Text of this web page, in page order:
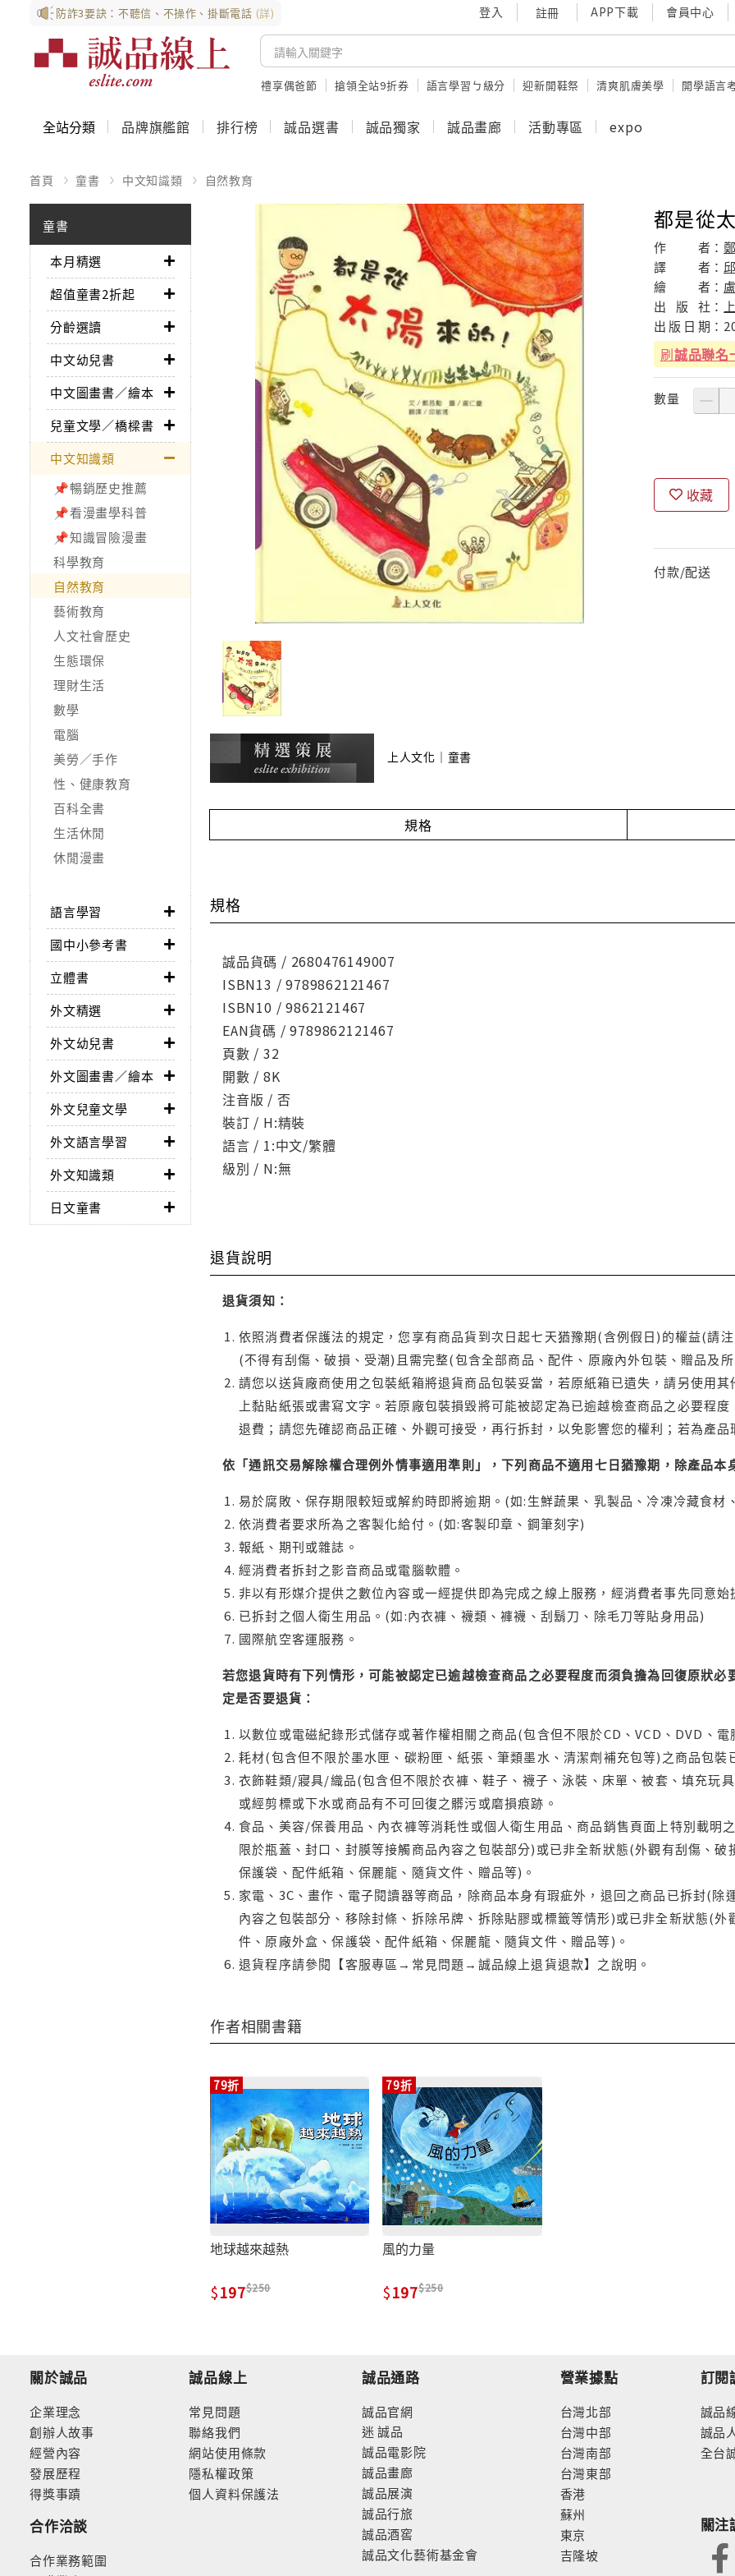
防詐3要訣：不聽信、不操作、掛斷電話 (詳) 登入 註冊 APP下載 會員中心
禮享偶爸節 搶領全站9折券 語言學習ㄅ級分 迎新開鞋祭 清爽肌膚美學 開學語言
全站分類 品牌旗艦館 排行榜 誠品選書 誠品獨家 誠品畫廊 活動專區 expo
首頁 童書 中文知識類 自然教育
童書
本月精選
超值童書2折起
分齡選讀
中文幼兒書
中文圖畫書／繪本
兒童文學／橋樑書
中文知識類
📌暢銷歷史推薦
📌看漫畫學科普
📌知識冒險漫畫
科學教育
自然教育
藝術教育
人文社會歷史
生態環保
理財生活
數學
電腦
美勞／手作
性、健康教育
百科全書
生活休閒
休閒漫畫
語言學習
國中小參考書
立體書
外文精選
外文幼兒書
外文圖畫書／繪本
外文兒童文學
外文語言學習
外文知識類
日文童書
上人文化｜童書
都是從
作 者：
譯
者：
繪
者：
出
版 社：
出 版 日 期：
刷誠品聯名
數量
收藏
付款/配送
規格
規格
誠品貨碼 / 2680476149007
ISBN13 / 9789862121467
ISBN10 / 9862121467
EAN貨碼 / 9789862121467
頁數 / 32
開數 / 8K
注音版 / 否
裝訂 / H:精裝
語言 / 1:中文/繁體
級別 / N:無
退貨說明
退貨須知：
依照消費者保護法的規定，您享有商品貨到次日起七天猶豫期(含例假日)的權益(請
(不得有刮傷、破損、受潮)且需完整(包含全部商品、配件、原廠內外包裝、贈品及
請您以送貨廠商使用之包裝紙箱將退貨商品包裝妥當，若原紙箱已遺失，請另使用
上黏貼紙張或書寫文字。若原廠包裝損毀將可能被認定為已逾越檢查商品之必要程
退費；請您先確認商品正確、外觀可接受，再行拆封，以免影響您的權利；若為產
依「通訊交易解除權合理例外情事適用準則」，下列商品不適用七日猶豫期，除產品本
易於腐敗、保存期限較短或解約時即將逾期。(如:生鮮蔬果、乳製品、冷凍冷藏食材
依消費者要求所為之客製化給付。(如:客製印章、鋼筆刻字)
報紙、期刊或雜誌。
經消費者拆封之影音商品或電腦軟體。
非以有形媒介提供之數位內容或一經提供即為完成之線上服務，經消費者事先同意
已拆封之個人衛生用品。(如:內衣褲、襪類、褲襪、刮鬍刀、除毛刀等貼身用品)
國際航空客運服務。
若您退貨時有下列情形，可能被認定已逾越檢查商品之必要程度而須負擔為回復原狀
定是否要退貨：
以數位或電磁紀錄形式儲存或著作權相關之商品(包含但不限於CD、VCD、DVD、
耗材(包含但不限於墨水匣、碳粉匣、紙張、筆類墨水、清潔劑補充包等)之商品包
衣飾鞋類/寢具/織品(包含但不限於衣褲、鞋子、襪子、泳裝、床單、被套、填充玩
或經剪標或下水或商品有不可回復之髒污或磨損痕跡。
食品、美容/保養用品、內衣褲等消耗性或個人衛生用品、商品銷售頁面上特別載明
限於瓶蓋、封口、封膜等接觸商品內容之包裝部分)或已非全新狀態(外觀有刮傷、
保護袋、配件紙箱、保麗龍、隨貨文件、贈品等)。
家電、3C、畫作、電子閱讀器等商品，除商品本身有瑕疵外，退回之商品已拆封(
內容之包裝部分、移除封條、拆除吊牌、拆除貼膠或標籤等情形)或已非全新狀態(
件、原廠外盒、保護袋、配件紙箱、保麗龍、隨貨文件、贈品等)。
退貨程序請參閱【客服專區→常見問題→誠品線上退貨退款】之說明。
作者相關書籍
79折
地球越來越熱
197 250
79折
風的力量
197 250
關於誠品
企業理念
創辦人故事
經營內容
發展歷程
得獎事蹟
合作洽談
合作業務範圍
誠品線上
常見問題
聯絡我們
網站使用條款
隱私權政策
個人資料保護法
誠品通路
誠品官網
迷 誠品
誠品電影院
誠品畫廊
誠品展演
誠品行旅
誠品酒窖
誠品文化藝術基金會
營業據點
台灣北部
台灣中部
台灣南部
台灣東部
香港
蘇州
東京
吉隆坡
訂閱
誠品
誠品
全台
關注